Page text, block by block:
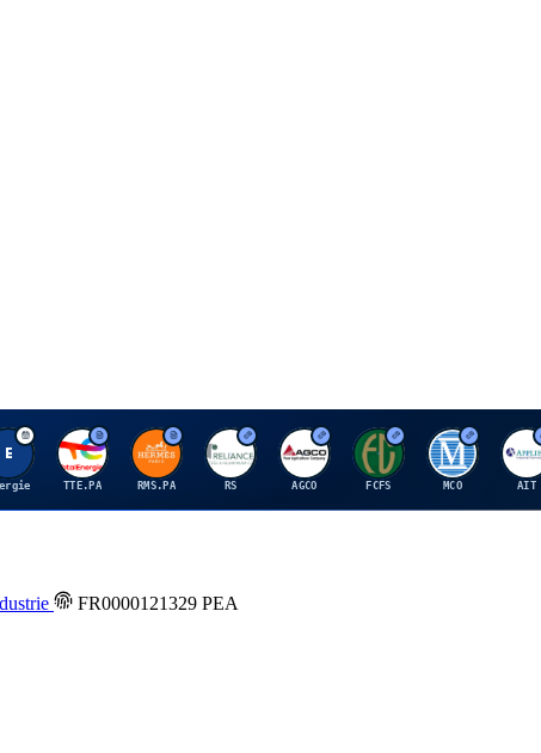
E T
TTE.PA
H
RMS.PA
R
RS
A
AGCO
F
FCFS
M
MCO
A
AIT
FR0000121329 PEA